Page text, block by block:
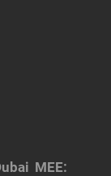
MEE: